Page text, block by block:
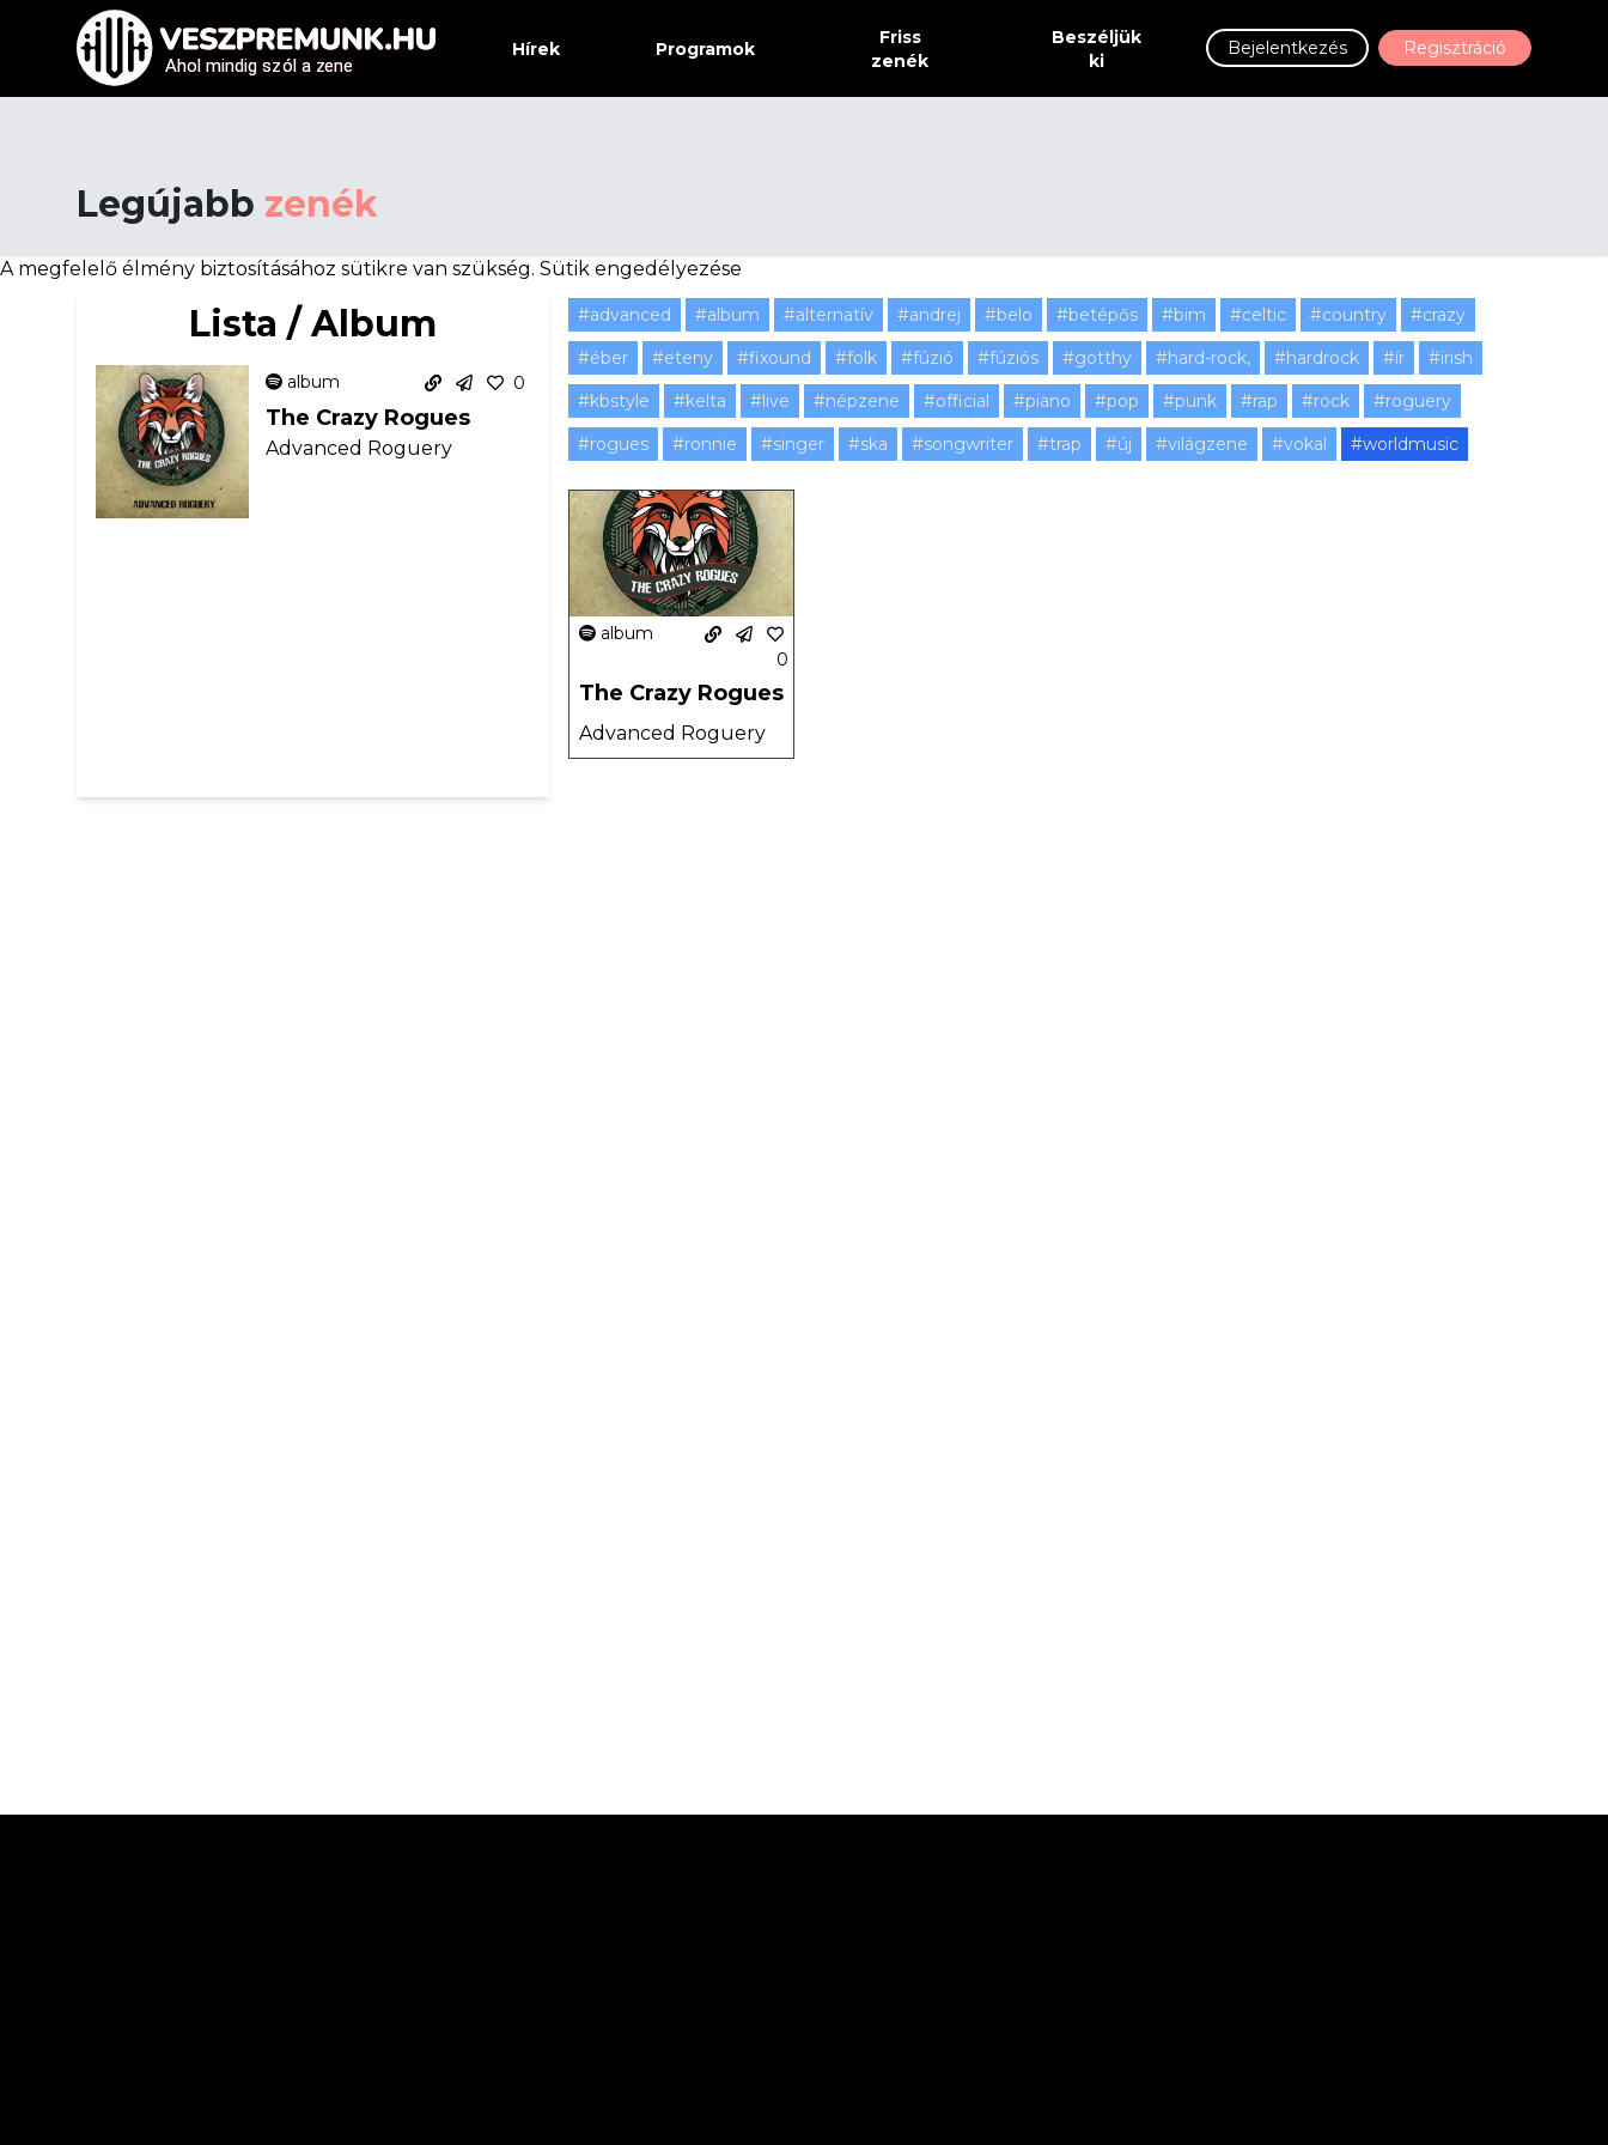
Ahol mindig szól a zene
Ahol mindig szól a zene
Hírek Programok
Friss
zenék
Beszéljük
ki
Bejelentkezés Regisztráció
Legújabb zenék
A megfelelő élmény biztosításához sütikre van szükség. Sütik engedélyezése
Lista / Album
album 0
The Crazy Rogues
Advanced Roguery
#advanced #album #alternatív #andrej #belo #betépős #bim #celtic #country
#crazy
#éber
#eteny #fixound #folk #fúzió #fúziós #gotthy #hard-rock, #hardrock #ír
#irish
#kbstyle
#kelta #live #népzene #official #piano #pop #punk #rap #rock
#roguery
#rogues
#ronnie #singer #ska #songwriter #trap #új #világzene #vokal #worldmusic
album
0
The Crazy Rogues
Advanced Roguery